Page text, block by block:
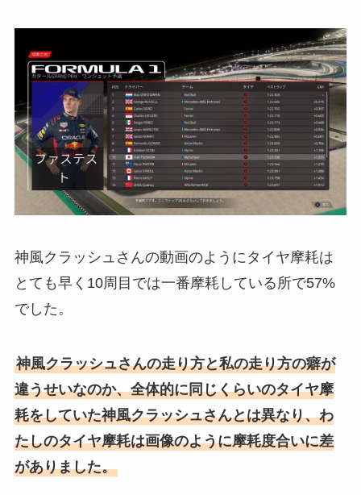
神風クラッシュさんの動画のようにタイヤ摩耗は
とても早く10周目では一番摩耗している所で57%
でした。
神風クラッシュさんの走り方と私の走り方の癖が
違うせいなのか、全体的に同じくらいのタイヤ摩
耗をしていた神風クラッシュさんとは異なり、わ
たしのタイヤ摩耗は画像のように摩耗度合いに差
がありました。